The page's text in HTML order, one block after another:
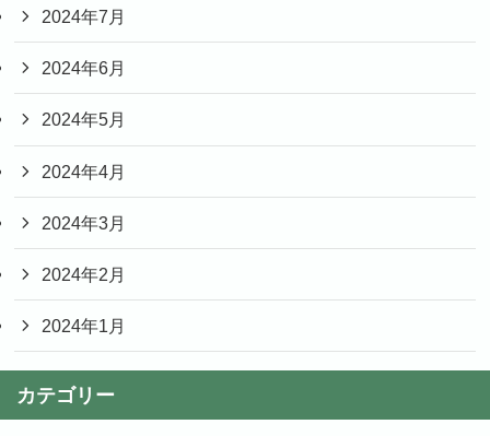
2024年7月
2024年6月
2024年5月
2024年4月
2024年3月
2024年2月
2024年1月
カテゴリー